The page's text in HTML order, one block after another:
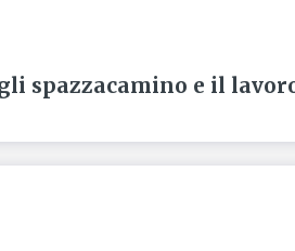
spazzacamino e il